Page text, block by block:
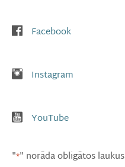
St Andrew's Facebook Group
Facebook
St Andrew's Instagram
Instagram
St Andrew's YouTube
YouTube
"*" norāda obligātos laukus